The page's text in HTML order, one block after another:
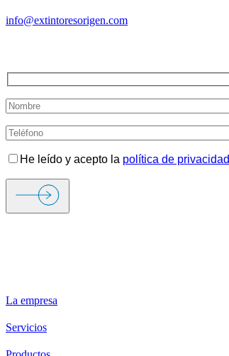
info@extintoresorigen.com
He leído y acepto la política de privacidad
La empresa
Servicios